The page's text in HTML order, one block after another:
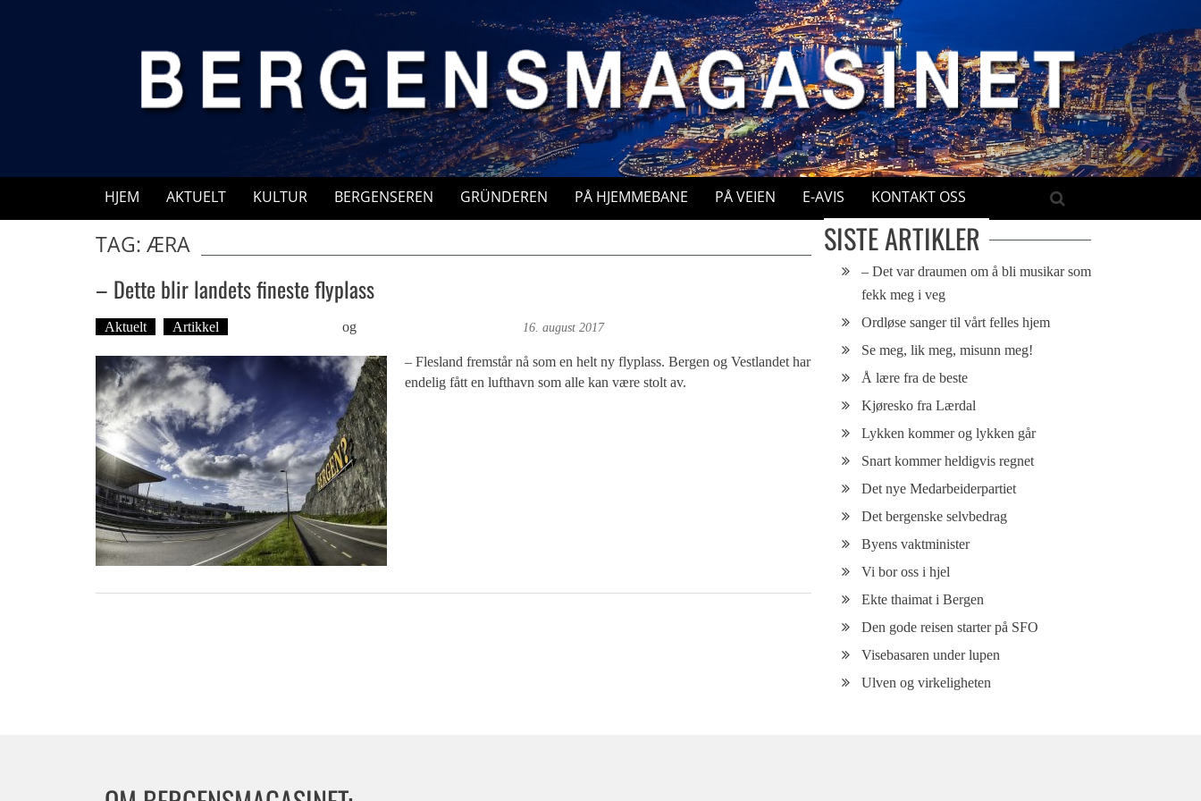
HJEM AKTUELT KULTUR BERGENSEREN GRÜNDEREN PÅ HJEMMEBANE PÅ VEIEN E-AVIS KONTAKT OSS
TAG: ÆRA
– Dette blir landets fineste flyplass
Aktuelt Artikkel og 16. august 2017
– Flesland fremstår nå som en helt ny flyplass. Bergen og Vestlandet har
endelig fått en lufthavn som alle kan være stolt av.
SISTE ARTIKLER
– Det var draumen om å bli musikar som
fekk meg i veg
Ordløse sanger til vårt felles hjem
Se meg, lik meg, misunn meg!
Å lære fra de beste
Kjøresko fra Lærdal
Lykken kommer og lykken går
Snart kommer heldigvis regnet
Det nye Medarbeiderpartiet
Det bergenske selvbedrag
Byens vaktminister
Vi bor oss i hjel
Ekte thaimat i Bergen
Den gode reisen starter på SFO
Visebasaren under lupen
Ulven og virkeligheten